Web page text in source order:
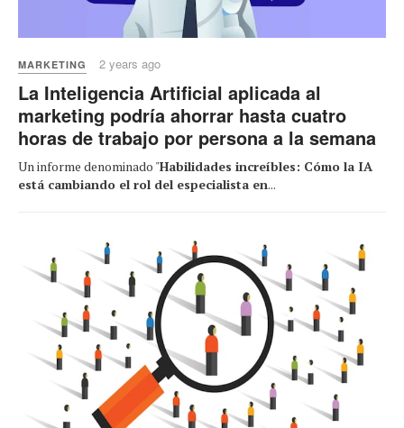
MARKETING 2 years ago
La Inteligencia Artificial aplicada al
marketing podría ahorrar hasta cuatro
horas de trabajo por persona a la semana
Un informe denominado "Habilidades increíbles: Cómo la IA
está cambiando el rol del especialista en...